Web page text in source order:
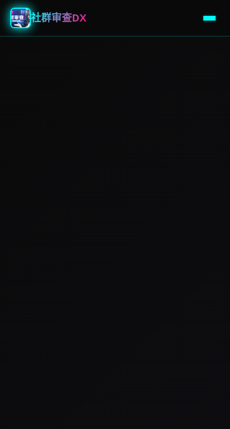
社群审查DX